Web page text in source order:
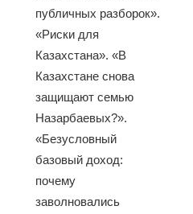
публичных разборок».
«Риски для
Казахстана». «В
Казахстане снова
защищают семью
Назарбаевых?».
«Безусловный
базовый доход:
почему
заволновались